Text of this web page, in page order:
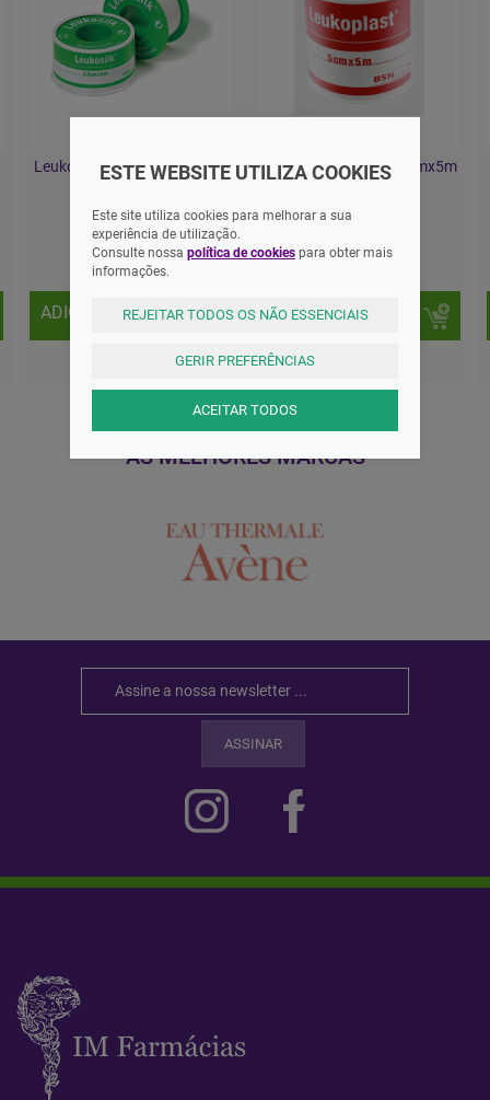
Leukosilk Adesivo 2,5cmx5m
3,85 EUR
ADICIONAR
Leukoplast Adesivo 5cmx5m
6,85 EUR
ADICIONAR
AS MELHORES MARCAS
ASSINAR
ESTE WEBSITE UTILIZA COOKIES
Este site utiliza cookies para melhorar a sua
experiência de utilização.
Consulte nossa política de cookies para obter mais
informações.
REJEITAR TODOS OS NÃO ESSENCIAIS
GERIR PREFERÊNCIAS
ACEITAR TODOS